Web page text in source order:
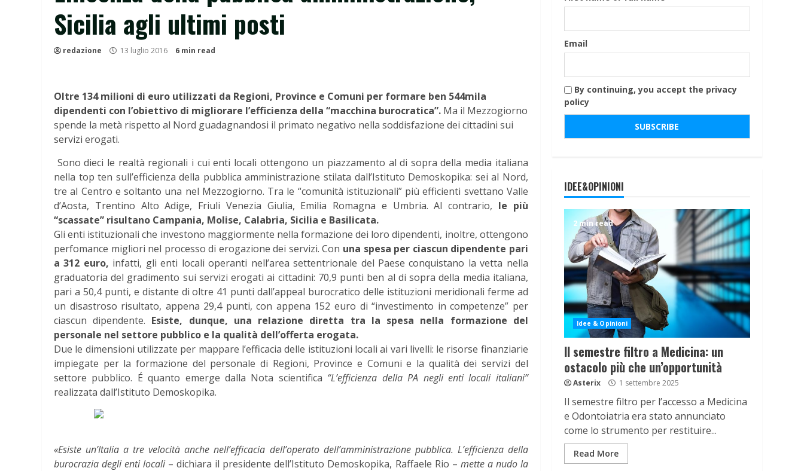
Sicilia agli ultimi posti
redazione 13 luglio 2016 6 min read
Oltre 134 milioni di euro utilizzati da Regioni, Province e Comuni per formare ben 544mila
dipendenti con l’obiettivo di migliorare l’efficienza della “macchina burocratica”. Ma il Mezzogiorno
spende la metà rispetto al Nord guadagnandosi il primato negativo nella soddisfazione dei cittadini sui
servizi erogati.
Sono dieci le realtà regionali i cui enti locali ottengono un piazzamento al di sopra della media italiana
nella top ten sull’efficienza della pubblica amministrazione stilata dall’Istituto Demoskopika: sei al Nord,
tre al Centro e soltanto una nel Mezzogiorno. Tra le “comunità istituzionali” più efficienti svettano Valle
d’Aosta, Trentino Alto Adige, Friuli Venezia Giulia, Emilia Romagna e Umbria. Al contrario, le più
“scassate” risultano Campania, Molise, Calabria, Sicilia e Basilicata.
Gli enti istituzionali che investono maggiormente nella formazione dei loro dipendenti, inoltre, ottengono
perfomance migliori nel processo di erogazione dei servizi. Con una spesa per ciascun dipendente pari
a 312 euro, infatti, gli enti locali operanti nell’area settentrionale del Paese conquistano la vetta nella
graduatoria del gradimento sui servizi erogati ai cittadini: 70,9 punti ben al di sopra della media italiana,
pari a 50,4 punti, e distante di oltre 41 punti dall’appeal burocratico delle istituzioni meridionali ferme ad
un disastroso risultato, appena 29,4 punti, con appena 152 euro di “investimento in competenze” per
ciascun dipendente. Esiste, dunque, una relazione diretta tra la spesa nella formazione del
personale nel settore pubblico e la qualità dell’offerta erogata.
Due le dimensioni utilizzate per mappare l’efficacia delle istituzioni locali ai vari livelli: le risorse finanziarie
impiegate per la formazione del personale di Regioni, Province e Comuni e la qualità dei servizi del
settore pubblico. É quanto emerge dalla Nota scientifica “L’efficienza della PA negli enti locali italiani”
realizzata dall’Istituto Demoskopika.
«Esiste un’Italia a tre velocità anche nell’efficacia dell’operato dell’amministrazione pubblica. L’efficienza della
burocrazia degli enti locali– dichiara il presidente dell’Istituto Demoskopika, Raffaele Rio – mette a nudo la
Email
By continuing, you accept the privacy
policy
IDEE&OPINIONI
2 min read
Idee & Opinioni
Il semestre filtro a Medicina: un
ostacolo più che un’opportunità
Asterix 1 settembre 2025
Il semestre filtro per l’accesso a Medicina
e Odontoiatria era stato annunciato
come lo strumento per restituire...
Read More